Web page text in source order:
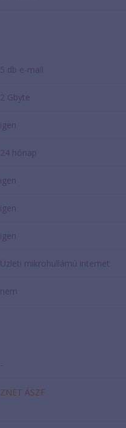
5 db e-mail
2 Gbyte
igen
24 hónap
igen
igen
igen
Üzleti mikrohullámú internet
nem
-
ZNET ÁSZF